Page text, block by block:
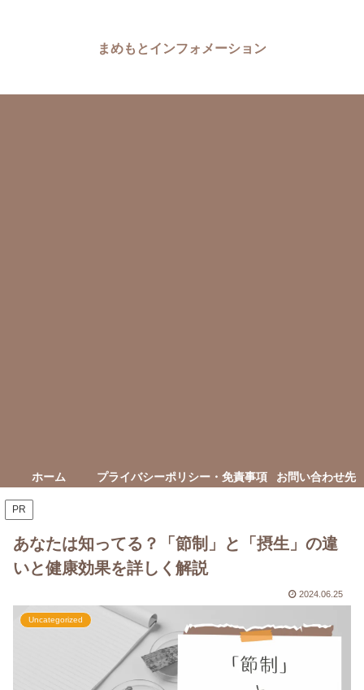
まめもとインフォメーション
ホーム プライバシーポリシー・免責事項 お問い合わせ先
PR
あなたは知ってる？「節制」と「摂生」の違
いと健康効果を詳しく解説
2024.06.25
Uncategorized